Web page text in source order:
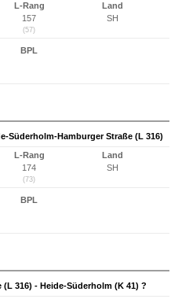
L-Rang
157
(57)
Land
SH
BPL
Süderholm-Hamburger Straße (L 316)
L-Rang
174
(73)
Land
SH
BPL
316) - Heide-Süderholm (K 41) ?